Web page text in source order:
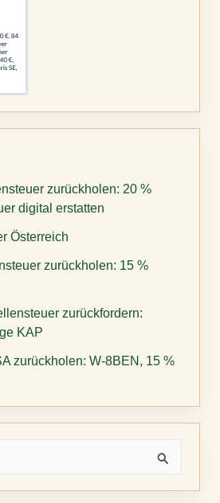
zurückholen: 20 %
digital erstatten
Österreich
zurückholen: 15 %
zurückfordern:
KAP
zurückholen: W-8BEN, 15 %